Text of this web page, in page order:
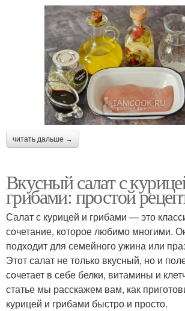
читать дальше →
Вкусный салат с
грибами: простой
Салат с курицей и грибами — это
сочетание, которое любимо многими.
подходит для семейного ужина или
Этот салат не только вкусный, но и
сочетает в себе белки, витамины и
статье мы расскажем вам, как
курицей и грибами быстро и просто.